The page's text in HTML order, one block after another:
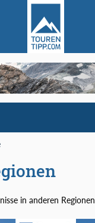
in anderen Regionen